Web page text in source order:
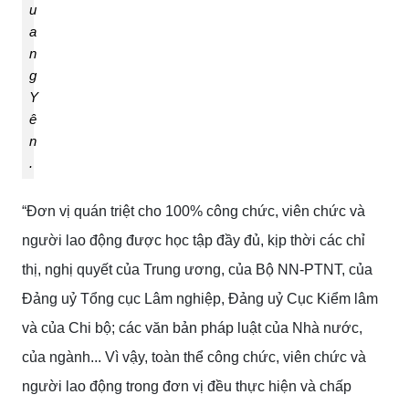
u
a
n
g
Y
ê
n
.
“Đơn vị quán triệt cho 100% công chức, viên chức và
người lao động được học tập đầy đủ, kịp thời các chỉ
thị, nghị quyết của Trung ương, của Bộ NN-PTNT, của
Đảng uỷ Tổng cục Lâm nghiệp, Đảng uỷ Cục Kiểm lâm
và của Chi bộ; các văn bản pháp luật của Nhà nước,
của ngành... Vì vậy, toàn thể công chức, viên chức và
người lao động trong đơn vị đều thực hiện và chấp